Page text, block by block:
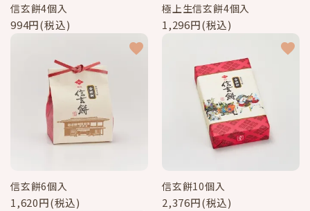
信玄餅4個入
994円(税込)
極上生信玄餅4個入
1,296円(税込)
信玄餅6個入
1,620円(税込)
favorite
信玄餅10個入
2,376円(税込)
favorite